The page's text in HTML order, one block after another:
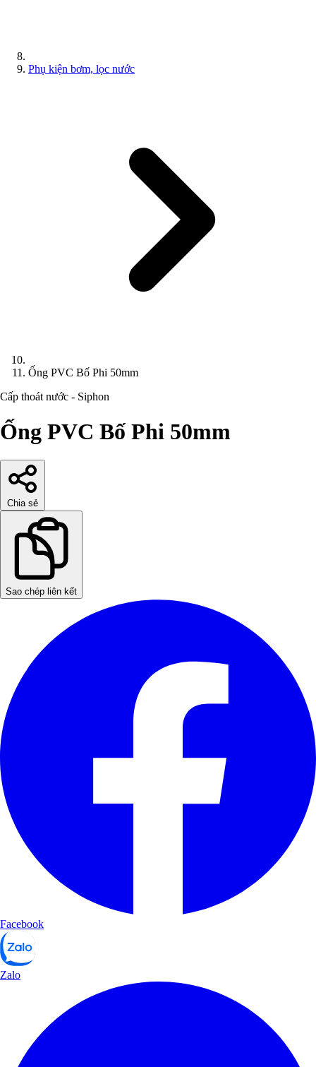
Phụ kiện bơm, lọc nước
Ống PVC Bố Phi 50mm
Cấp thoát nước - Siphon
Ống PVC Bố Phi 50mm
Chia sẻ
Sao chép liên kết
Facebook
Zalo